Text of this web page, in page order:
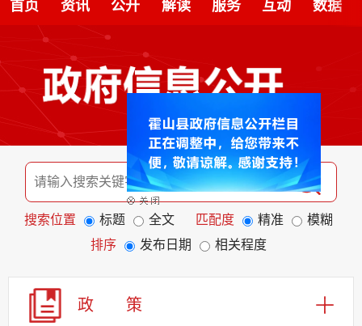
首页 资讯 公开 解读 服务 互动 数据
搜索位置 标题 全文 匹配度 精准
模糊
排序
发布日期 相关程度
政 策